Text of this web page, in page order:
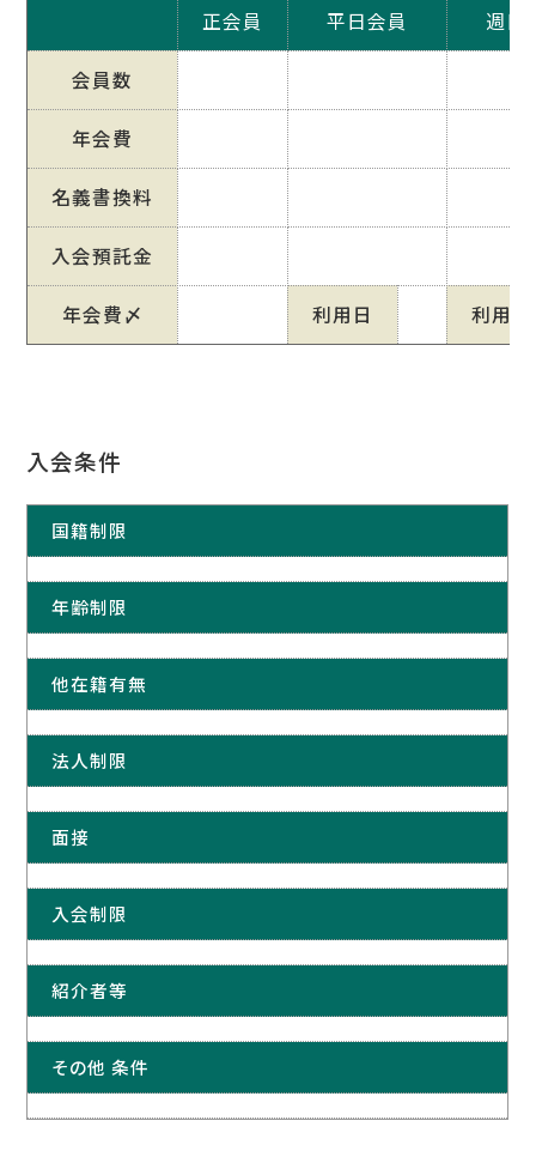
正会員 平日会員 週日
会員数
年会費
名義書換料
入会預託金
年会費〆 利用日 利用日
入会条件
国籍制限
年齢制限
他在籍有無
法人制限
面接
入会制限
紹介者等
その他 条件